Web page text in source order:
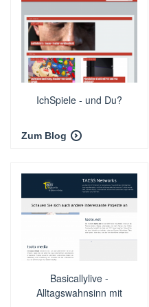
IchSpiele - und Du?
Zum Blog
Basicallylive -
Alltagswahnsinn mit